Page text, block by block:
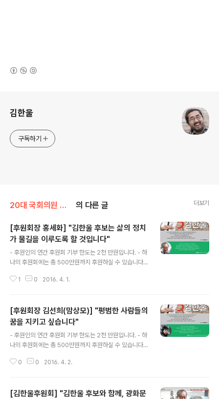
김한울
구독하기
20대 국회의원 선거 종로구 선거구/김한울 후원회 의 다른 글 더보기
[후원회장 홍세화] "김한울 후보는 삶의 정치
가 물길을 이루도록 할 것입니다"
- 후원인의 연간 후원회 기부 한도는 2천 만원입니다. - 하
나의 후원회에는 총 500만원까지 후원하실 수 있습니다.
필요한 인적사항을 알려주세요. ▶ https://goo.gl/Cp7V
보 종로구선거구 후보 삶의 일번지 종로의 봄 기호 5 김한
울 노동당 "누군가 나무와 씨앗 중에 무엇이 더 큰 지 묻는
다면 어떻게 답하시겠습니까. 제가 작아보인다면 저는 씨
앗이기 때문이라고 말씀드립니다. 그래서 제가 더 크다고
니다. 한 방울의 물이 더 모인다면 종로의 봄은 그만큼 더
1 0 2016. 4. 1.
[후원회장 김선희(맘상모)] "평범한 사람들의
꿈을 지키고 싶습니다"
- 후원인의 연간 후원회 기부 한도는 2천 만원입니다. - 하
나의 후원회에는 총 500만원까지 후원하실 수 있습니다.
필요한 인적사항을 알려주세요. ▶ https://goo.gl/Cp7V
보 종로구선거구 후보 삶의 일번지 종로의 봄 기호 5 김한
0 0 2016. 4. 2.
[김한울후원회] "김한울 후보와 함께, 광화문